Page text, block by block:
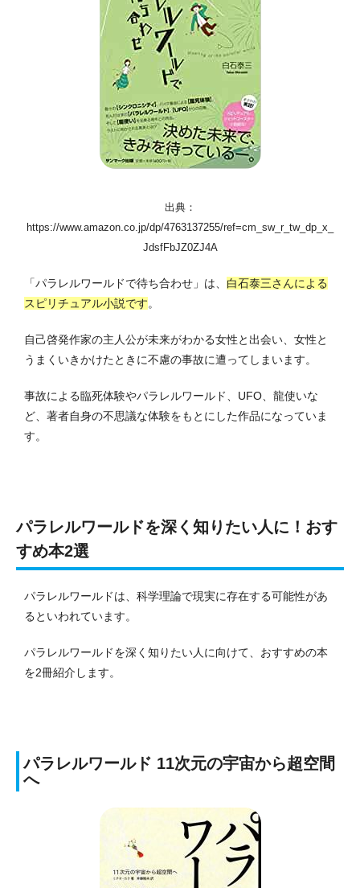
出典：
https://www.amazon.co.jp/dp/4763137255/ref=cm_sw_r_tw_dp_x_
JdsfFbJZ0ZJ4A
「パラレルワールドで待ち合わせ」は、 白石泰三さんによる
スピリチュアル小説です。
自己啓発作家の主人公が未来がわかる女性と出会い、女性と
うまくいきかけたときに不慮の事故に遭ってしまいます。
事故による臨死体験やパラレルワールド、UFO、龍使いな
ど、著者自身の不思議な体験をもとにした作品になっていま
す。
パラレルワールドを深く知りたい人に！おす
すめ本2選
パラレルワールドは、科学理論で現実に存在する可能性があ
るといわれています。
パラレルワールドを深く知りたい人に向けて、おすすめの本
を2冊紹介します。
パラレルワールド 11次元の宇宙から超空間
へ